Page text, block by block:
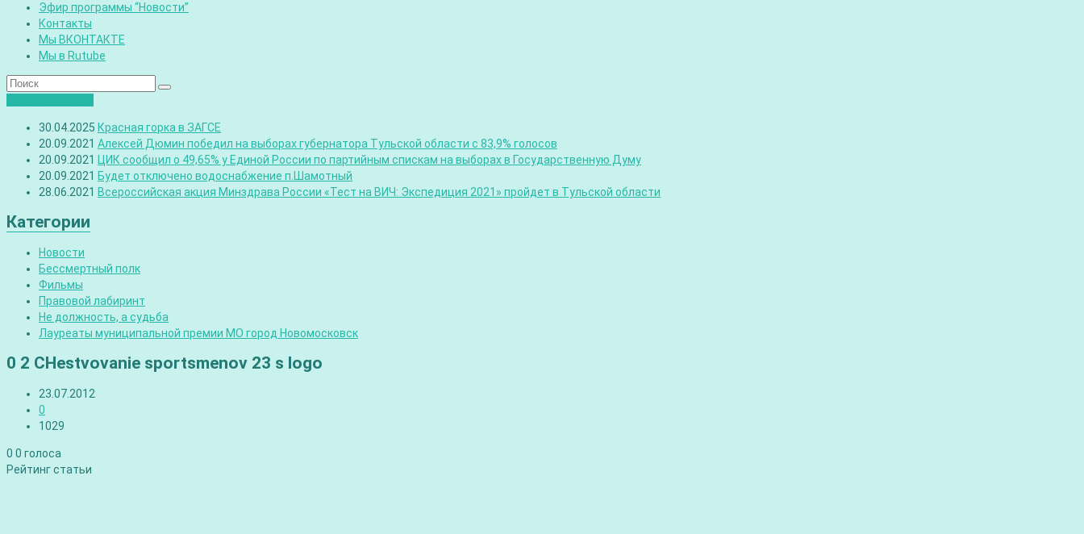
Эфир программы “Новости”
Контакты
Мы ВКОНТАКТЕ
Мы в Rutube
30.04.2025 Красная горка в ЗАГСЕ
20.09.2021 Алексей Дюмин победил на выборах губернатора Тульской области с 83,9% голосов
20.09.2021 ЦИК сообщил о 49,65% у Единой России по партийным спискам на выборах в Государственную Думу
20.09.2021 Будет отключено водоснабжение п.Шамотный
28.06.2021 Всероссийская акция Минздрава России «Тест на ВИЧ: Экспедиция 2021» пройдет в Тульской области
Категории
Новости
Бессмертный полк
Фильмы
Правовой лабиринт
Не должность, а судьба
Лауреаты муниципальной премии МО город Новомосковск
0 2 CHestvovanie sportsmenov 23 s logo
23.07.2012
0
1029
0 0 голоса
Рейтинг статьи